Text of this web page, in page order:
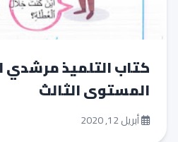
كتاب التلميذ مرشدي
المستوى الثالث
أبريل 12, 2020